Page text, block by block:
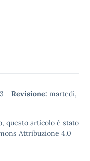
- Revisione: martedì,
questo articolo è stato
Attribuzione 4.0